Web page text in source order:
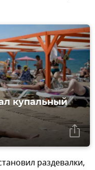
купальный
раздевалки,